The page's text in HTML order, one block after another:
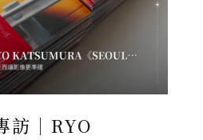
訪｜RYO